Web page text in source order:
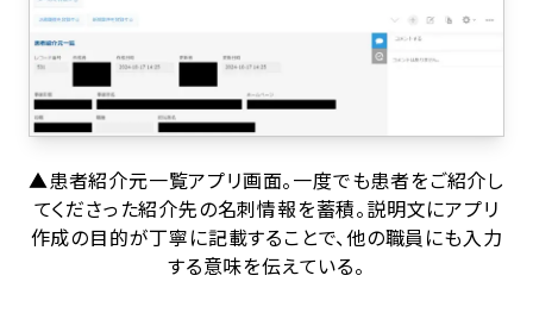
▲患者紹介元一覧アプリ画面。一度でも患者をご紹介し
てくださった紹介先の名刺情報を蓄積。説明文にアプリ
作成の目的が丁寧に記載することで、他の職員にも入力
する意味を伝えている。